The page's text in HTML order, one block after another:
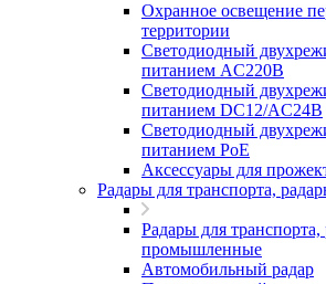
Охранное освещение
территории
Светодиодный
питанием AC220В
Светодиодный
питанием DC12/AC24В
Светодиодный
питанием PoE
Аксессуары для
Радары для транспорта,
Радары для транспорта,
промышленные
Автомобильный радар